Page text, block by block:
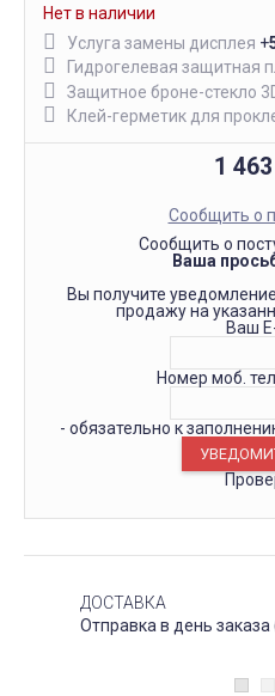
Нет в наличии
Услуга замены дисплея +
Гидрогелевая защитная
Защитное броне-стекло
Клей-герметик для
1
Сообщить о
Сообщить о
Ваша
Вы получите
продажу на
Ваш
Номер моб.
- обязательно к
ДОСТАВКА
Отправка в день